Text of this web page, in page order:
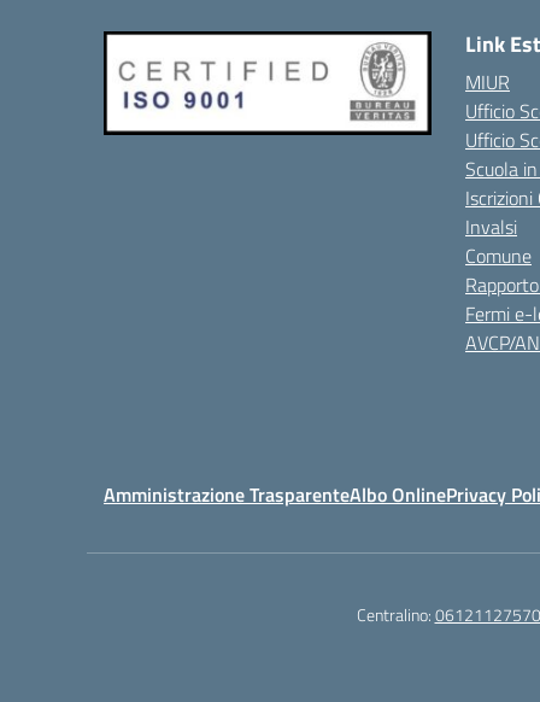
Link
MIUR
Ufficio
Ufficio
Scuola
Invalsi
Comune
Fermi e-
AVCP/
Amministrazione TrasparenteAlbo OnlinePrivacy
Centralino:06121127570